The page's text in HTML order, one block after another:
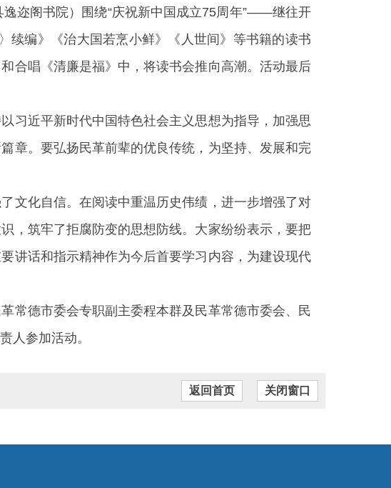
迩阁书院）围绕“庆祝新中国成立75周年”——继往开
续编》《治大国若烹小鲜》《人世间》等书籍的读书
合唱《清廉是福》中，将读书会推向高潮。活动最后
习近平新时代中国特色社会主义思想为指导，加强思
章。要弘扬民革前辈的优良传统，为坚持、发展和完
文化自信。在阅读中重温历史伟绩，进一步增强了对
，筑牢了拒腐防变的思想防线。大家纷纷表示，要把
讲话和指示精神作为今后首要学习内容，为建设现代
常德市委会专职副主委程本群及民革常德市委会、民
人参加活动。
关闭窗口
返回首页